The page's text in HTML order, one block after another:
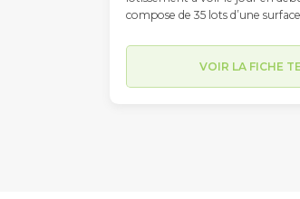
compose de 35 lots d’une
également deux macros lots
à l’intersection des Chemin du
Chemin du Moussat et du
VOIR LA FICHE